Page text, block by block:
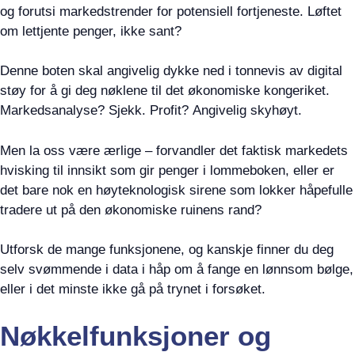
og forutsi markedstrender for potensiell fortjeneste. Løftet
om lettjente penger, ikke sant?
Denne boten skal angivelig dykke ned i tonnevis av digital
støy for å gi deg nøklene til det økonomiske kongeriket.
Markedsanalyse? Sjekk. Profit? Angivelig skyhøyt.
Men la oss være ærlige – forvandler det faktisk markedets
hvisking til innsikt som gir penger i lommeboken, eller er
det bare nok en høyteknologisk sirene som lokker håpefulle
tradere ut på den økonomiske ruinens rand?
Utforsk de mange funksjonene, og kanskje finner du deg
selv svømmende i data i håp om å fange en lønnsom bølge,
eller i det minste ikke gå på trynet i forsøket.
Nøkkelfunksjoner og